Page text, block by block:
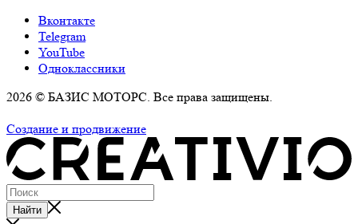
Вконтакте
Telegram
YouTube
Одноклассники
2026 © БАЗИС МОТОРС. Все права защищены.
Создание и продвижение
Найти